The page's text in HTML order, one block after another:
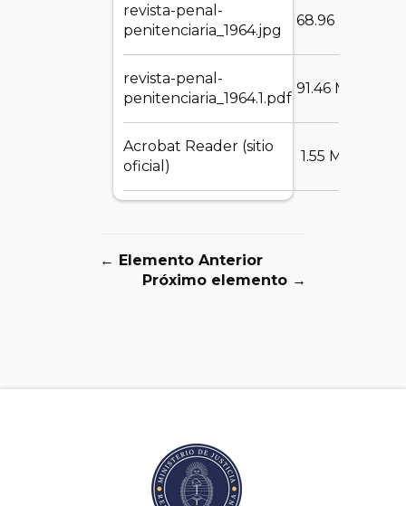
revista-penal-
penitenciaria_1964.jpg
68.96 KB
revista-penal-
penitenciaria_1964.1.pdf
91.46 MB
Acrobat Reader (sitio
oficial)
1.55 MB
← Elemento Anterior
Próximo elemento →